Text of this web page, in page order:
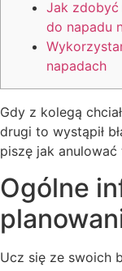
Jak zdobyć
do napadu
napadach
Gdy z kolegą
drugi to wystąpił
piszę jak anulować
Ogólne
Ucz się ze swoich